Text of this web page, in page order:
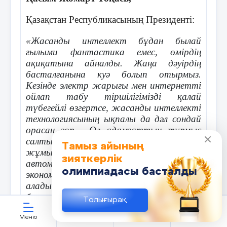
Тамыз айының
зияткерлік
олимпиадасы басталды
Толығырақ
Меню Кабинет
10 слайд
12 слайд
13 слайд
14 слайд
15 слайд
Назар аударғандарыңыз үшін рахмет.
Қазақстан Республикасының Президенті:
«Жасанды интеллект бұдан былай
ғылыми фантастика емес, өмірдің
ақиқатына айналды. Жаңа дәуірдің
басталғанына куә болып отырмыз.
Кезінде электр жарығы мен интернетті
ойлап табу тіршілігімізді қалай
түбегейлі өзгертсе, жасанды интеллекті
технологиясының ықпалы да дәл сондай
орасан зор. Ол адамзаттың тұрмыс
салтын мүлдем басқа арнаға бұрып,
жұмыс процестерін
автоматтандырады және ауқымды
экономикалық құндылық қалыптастыра
алады. Кейбір сарапшылардың
бағалауынша, жасанды интеллектінің
жаһандық экономикаға қосатын елеулі
үлесі – дүниежүзілік ЖІӨ-нің төрттен